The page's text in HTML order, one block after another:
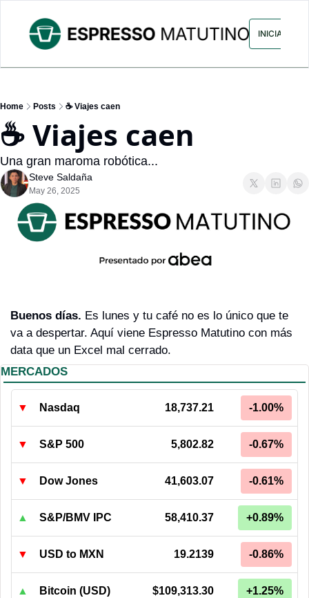
ARCHIVO ANUNCIA CON
INICIAR
Home Posts ☕ Viajes caen
☕ Viajes caen
Una gran maroma robótica...
Steve Saldaña
May 26, 2025
Buenos días. Es lunes y tu café no es lo único que te
va a despertar. Aquí viene Espresso Matutino con más
data que un Excel mal cerrado.
MERCADOS
▼ Nasdaq 18,737.21 -1.00%
▼ S&P 500 5,802.82 -0.67%
▼ Dow Jones 41,603.07 -0.61%
▲ S&P/BMV IPC 58,410.37 +0.89%
▼ USD to MXN 19.2139 -0.86%
▲ Bitcoin (USD) $109,313.30 +1.25%